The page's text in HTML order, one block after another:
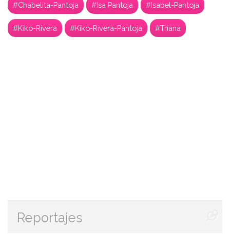
#Chabelita-Pantoja #Isa Pantoja #Isabel-Pantoja
#Kiko-Rivera #Kiko-Rivera-Pantoja #Triana
Reportajes